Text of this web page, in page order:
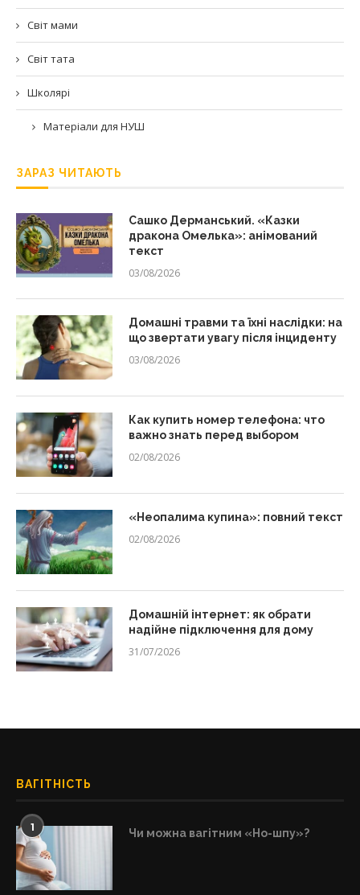
Світ мами
Світ тата
Школярі
Матеріали для НУШ
ЗАРАЗ ЧИТАЮТЬ
Сашко Дерманський. «Казки
дракона Омелька»: анімований
текст
03/08/2026
Домашні травми та їхні наслідки: на
що звертати увагу після інциденту
03/08/2026
Как купить номер телефона: что
важно знать перед выбором
02/08/2026
«Неопалима купина»: повний текст
02/08/2026
Домашній інтернет: як обрати
надійне підключення для дому
31/07/2026
ВАГІТНІСТЬ
1 Чи можна вагітним «Но-шпу»?